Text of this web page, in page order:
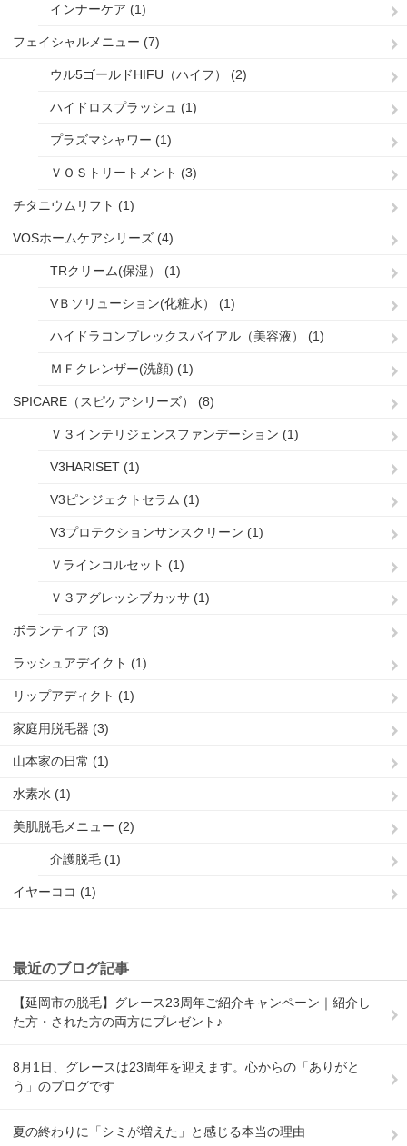
インナーケア (1)
フェイシャルメニュー (7)
ウル5ゴールドHIFU（ハイフ） (2)
ハイドロスプラッシュ (1)
プラズマシャワー (1)
ＶＯＳトリートメント (3)
チタニウムリフト (1)
VOSホームケアシリーズ (4)
TRクリーム(保湿） (1)
VＢソリューション(化粧水） (1)
ハイドラコンプレックスバイアル（美容液） (1)
ＭＦクレンザー(洗顔) (1)
SPICARE（スピケアシリーズ） (8)
Ｖ３インテリジェンスファンデーション (1)
V3HARISET (1)
V3ピンジェクトセラム (1)
V3プロテクションサンスクリーン (1)
Ｖラインコルセット (1)
Ｖ３アグレッシブカッサ (1)
ボランティア (3)
ラッシュアデイクト (1)
リップアディクト (1)
家庭用脱毛器 (3)
山本家の日常 (1)
水素水 (1)
美肌脱毛メニュー (2)
介護脱毛 (1)
イヤーココ (1)
最近のブログ記事
【延岡市の脱毛】グレース23周年ご紹介キャンペーン｜紹介し
た方・された方の両方にプレゼント♪
8月1日、グレースは23周年を迎えます。心からの「ありがと
う」のブログです
夏の終わりに「シミが増えた」と感じる本当の理由